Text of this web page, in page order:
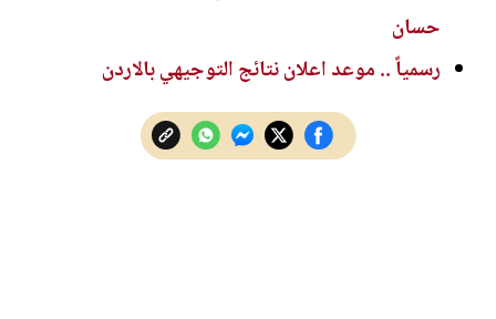
حسان
رسمياً .. موعد اعلان نتائج التوجيهي بالاردن